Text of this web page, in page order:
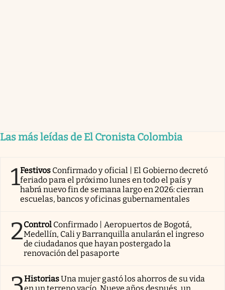
Las más leídas de El Cronista Colombia
1Festivos Confirmado y oficial | El Gobierno decretó
feriado para el próximo lunes en todo el país y
habrá nuevo fin de semana largo en 2026: cierran
escuelas, bancos y oficinas gubernamentales
2Control Confirmado | Aeropuertos de Bogotá,
Medellín, Cali y Barranquilla anularán el ingreso
de ciudadanos que hayan postergado la
renovación del pasaporte
HistoriasUna mujer gastó los ahorros de su vida